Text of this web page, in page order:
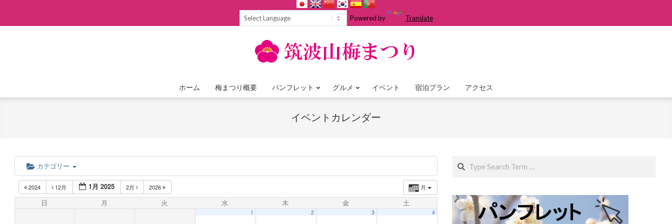
Powered by Translate
Primary
Menu
ホーム 梅まつり概要 パンフレット グルメ イベント 宿泊プラン アクセス
イベントカレンダー
カテゴリー
月
2024 12月 1月 2025 2月 2026
日 月 火 水 木 金 土
1 2 3 4
Search